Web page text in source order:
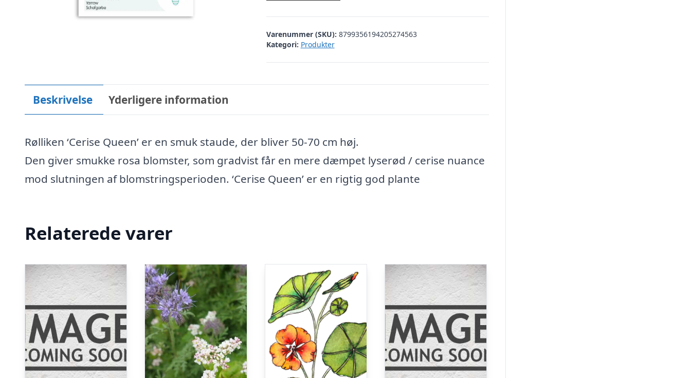
Varenummer (SKU): 8799356194205274563
Kategori: Produkter
Beskrivelse Yderligere information
Rølliken ‘Cerise Queen’ er en smuk staude, der bliver 50-70 cm høj.
Den giver smukke rosa blomster, som gradvist får en mere dæmpet lyserød / cerise nuance
mod slutningen af blomstringsperioden. ‘Cerise Queen’ er en rigtig god plante
Relaterede varer